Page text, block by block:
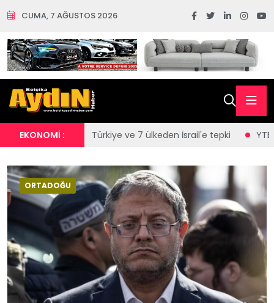
CUMA, 7 AĞUSTOS 2026
EKONOMİ :Türkiye ve 7 ülkeden İsrail'e tepki YTB, Yurt
ORTADOĞU